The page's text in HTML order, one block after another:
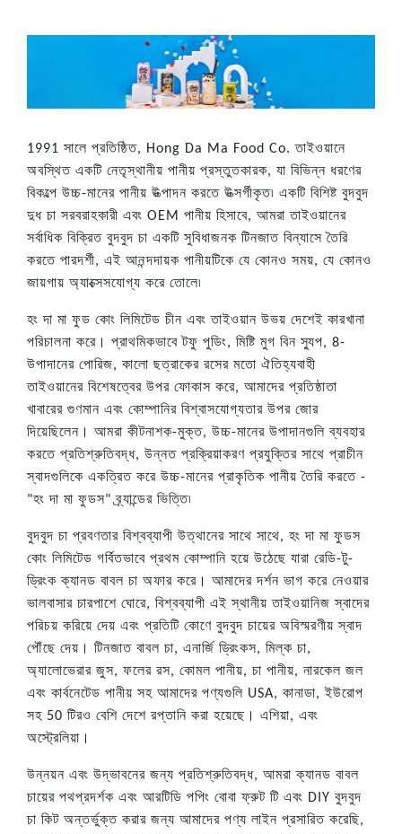
1991 সালে প্রতিষ্ঠিত, Hong Da Ma Food Co. তাইওয়ানে
অবস্থিত একটি নেতৃস্থানীয় পানীয় প্রস্তুতকারক, যা বিভিন্ন ধরণের
বিকল্পে উচ্চ-মানের পানীয় উত্পাদন করতে উত্সর্গীকৃত৷ একটি বিশিষ্ট বুদবুদ
দুধ চা সরবরাহকারী এবং OEM পানীয় হিসাবে, আমরা তাইওয়ানের
সর্বাধিক বিক্রিত বুদবুদ চা একটি সুবিধাজনক টিনজাত বিন্যাসে তৈরি
করতে পারদর্শী, এই আনন্দদায়ক পানীয়টিকে যে কোনও সময়, যে কোনও
জায়গায় অ্যাক্সেসযোগ্য করে তোলে৷
হং দা মা ফুড কোং লিমিটেড চীন এবং তাইওয়ান উভয় দেশেই কারখানা
পরিচালনা করে। প্রাথমিকভাবে টফু পুডিং, মিষ্টি মুগ বিন স্যুপ, 8-
উপাদানের পোরিজ, কালো ছত্রাকের রসের মতো ঐতিহ্যবাহী
তাইওয়ানের বিশেষত্বের উপর ফোকাস করে, আমাদের প্রতিষ্ঠাতা
খাবারের গুণমান এবং কোম্পানির বিশ্বাসযোগ্যতার উপর জোর
দিয়েছিলেন। আমরা কীটনাশক-মুক্ত, উচ্চ-মানের উপাদানগুলি ব্যবহার
করতে প্রতিশ্রুতিবদ্ধ, উন্নত প্রক্রিয়াকরণ প্রযুক্তির সাথে প্রাচীন
স্বাদগুলিকে একত্রিত করে উচ্চ-মানের প্রাকৃতিক পানীয় তৈরি করতে -
"হং দা মা ফুডস" ব্র্যান্ডের ভিত্তি৷
বুদবুদ চা প্রবণতার বিশ্বব্যাপী উত্থানের সাথে সাথে, হং দা মা ফুডস
কোং লিমিটেড গর্বিতভাবে প্রথম কোম্পানি হয়ে উঠেছে যারা রেডি-টু-
ড্রিংক ক্যানড বাবল চা অফার করে। আমাদের দর্শন ভাগ করে নেওয়ার
ভালবাসার চারপাশে ঘোরে, বিশ্বব্যাপী এই স্থানীয় তাইওয়ানিজ স্বাদের
পরিচয় করিয়ে দেয় এবং প্রতিটি কোণে বুদবুদ চায়ের অবিস্মরণীয় স্বাদ
পৌঁছে দেয়। টিনজাত বাবল চা, এনার্জি ড্রিংকস, মিল্ক চা,
অ্যালোভেরার জুস, ফলের রস, কোমল পানীয়, চা পানীয়, নারকেল জল
এবং কার্বনেটেড পানীয় সহ আমাদের পণ্যগুলি USA, কানাডা, ইউরোপ
সহ 50 টিরও বেশি দেশে রপ্তানি করা হয়েছে। এশিয়া, এবং
অস্ট্রেলিয়া।
উন্নয়ন এবং উদ্ভাবনের জন্য প্রতিশ্রুতিবদ্ধ, আমরা ক্যানড বাবল
চায়ের পথপ্রদর্শক এবং আরটিডি পপিং বোবা ফ্রুট টি এবং DIY বুদবুদ
চা কিট অন্তর্ভুক্ত করার জন্য আমাদের পণ্য লাইন প্রসারিত করেছি,